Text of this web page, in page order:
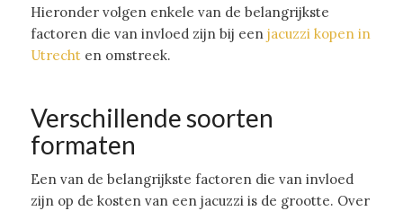
Hieronder volgen enkele van de belangrijkste
factoren die van invloed zijn bij een jacuzzi kopen in
Utrechten omstreek.
Verschillende soorten
formaten
Een van de belangrijkste factoren die van invloed
zijn op de kosten van een jacuzzi is de grootte. Over